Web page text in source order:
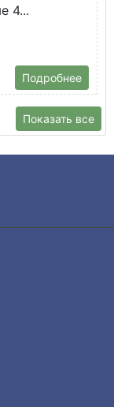
4...
Подробнее
Показать все